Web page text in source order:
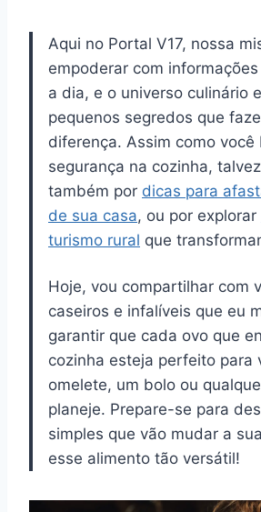
Aqui no Portal V17, nossa
empoderar com
a dia, e o universo culinário
pequenos segredos que
diferença. Assim como você
segurança na cozinha,
também por dicas para
de sua casa, ou por explorar
turismo rural que
Hoje, vou compartilhar com
caseiros e infalíveis que eu
garantir que cada ovo que
cozinha esteja perfeito para
omelete, um bolo ou
planeje. Prepare-se para
simples que vão mudar a
esse alimento tão versátil!